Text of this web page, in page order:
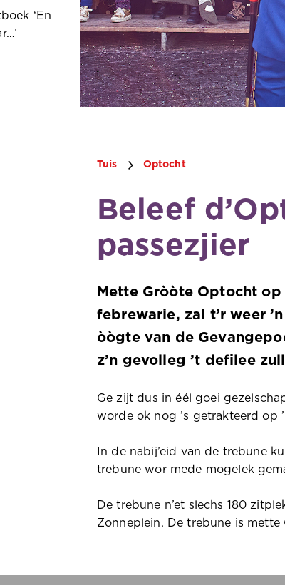
‘En
Tuis Optocht
Beleef
passezjier
Mette Gròòte Optocht
febrewarie, zal t’r weer
òògte van de
z’n gevolleg ’t defilee
Ge zijt dus in éél goei
worde ok nog ’s getrakteerd op
In de nabij’eid van de trebune
trebune wor mede mogelek
De trebune n’et slechs 180
Zonneplein. De trebune is